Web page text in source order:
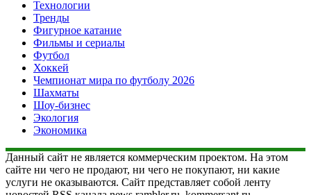
Технологии
Тренды
Фигурное катание
Фильмы и сериалы
Футбол
Хоккей
Чемпионат мира по футболу 2026
Шахматы
Шоу-бизнес
Экология
Экономика
Данный сайт не является коммерческим проектом. На этом
сайте ни чего не продают, ни чего не покупают, ни какие
услуги не оказываются. Сайт представляет собой ленту